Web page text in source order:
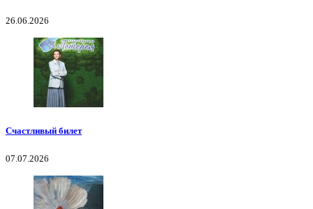
26.06.2026
Счастливый билет
07.07.2026